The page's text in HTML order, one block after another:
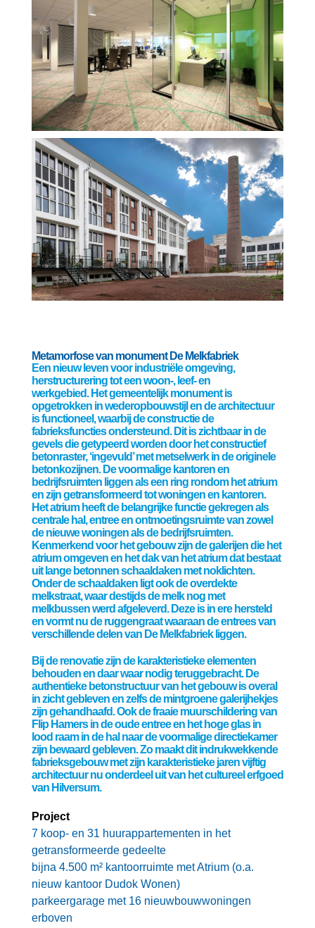
Metamorfose van monument De Melkfabriek
Een nieuw leven voor industriële omgeving,
herstructurering tot een woon-, leef- en
werkgebied. Het gemeentelijk monument is
opgetrokken in wederopbouwstijl en de architectuur
is functioneel, waarbij de constructie de
fabrieksfuncties ondersteund. Dit is zichtbaar in de
gevels die getypeerd worden door het constructief
betonraster, ‘ingevuld’ met metselwerk in de originele
betonkozijnen. De voormalige kantoren en
bedrijfsruimten liggen als een ring rondom het atrium
en zijn getransformeerd tot woningen en kantoren.
Het atrium heeft de belangrijke functie gekregen als
centrale hal, entree en ontmoetingsruimte van zowel
de nieuwe woningen als de bedrijfsruimten.
Kenmerkend voor het gebouw zijn de galerijen die het
atrium omgeven en het dak van het atrium dat bestaat
uit lange betonnen schaaldaken met noklichten.
Onder de schaaldaken ligt ook de overdekte
melkstraat, waar destijds de melk nog met
melkbussen werd afgeleverd. Deze is in ere hersteld
en vormt nu de ruggengraat waaraan de entrees van
verschillende delen van De Melkfabriek liggen.
Bij de renovatie zijn de karakteristieke elementen
behouden en daar waar nodig teruggebracht. De
authentieke betonstructuur van het gebouw is overal
in zicht gebleven en zelfs de mintgroene galerijhekjes
zijn gehandhaafd. Ook de fraaie muurschildering van
Flip Hamers in de oude entree en het hoge glas in
lood raam in de hal naar de voormalige directiekamer
zijn bewaard gebleven. Zo maakt dit indrukwekkende
fabrieksgebouw met zijn karakteristieke jaren vijftig
architectuur nu onderdeel uit van het cultureel erfgoed
van Hilversum.
Project
7 koop- en 31 huurappartementen in het
getransformeerde gedeelte
bijna 4.500 m² kantoorruimte met Atrium (o.a.
nieuw kantoor Dudok Wonen)
parkeergarage met 16 nieuwbouwwoningen
erboven